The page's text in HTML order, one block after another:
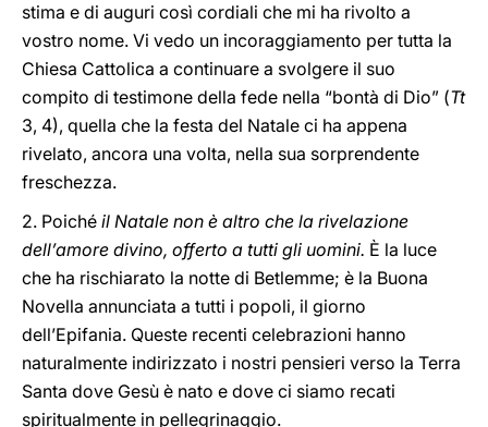
stima e di auguri così cordiali che mi ha rivolto a
vostro nome. Vi vedo un incoraggiamento per tutta la
Chiesa Cattolica a continuare a svolgere il suo
compito di testimone della fede nella “bontà di Dio” (Tt
3, 4), quella che la festa del Natale ci ha appena
rivelato, ancora una volta, nella sua sorprendente
freschezza.
2. Poiché il Natale non è altro che la rivelazione
dell’amore divino, offerto a tutti gli uomini. È la luce
che ha rischiarato la notte di Betlemme; è la Buona
Novella annunciata a tutti i popoli, il giorno
dell’Epifania. Queste recenti celebrazioni hanno
naturalmente indirizzato i nostri pensieri verso la Terra
Santa dove Gesù è nato e dove ci siamo recati
spiritualmente in pellegrinaggio.